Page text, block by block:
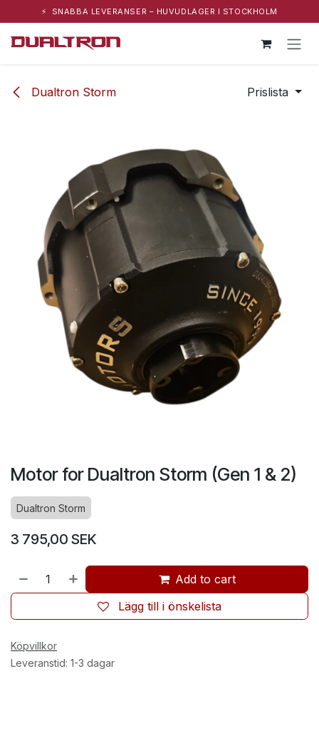
⚡ SNABBA LEVERANSER – HUVUDLAGER I STOCKHOLM
Dualtron Storm Prislista
Motor for Dualtron Storm (Gen 1 & 2)
Dualtron Storm
3 795,00 SEK
Add to cart
Lägg till i önskelista
Köpvillkor
Leveranstid: 1-3 dagar